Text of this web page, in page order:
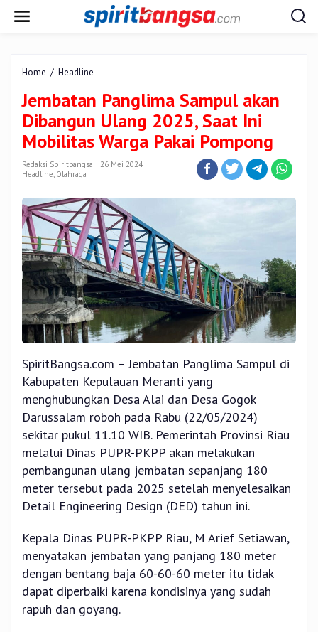
Home / Headline
Sampul
akan
Dibangun
Ulang
Saat
Warga
Pakai
Pompong
Jembatan Panglima Sampul akan
Dibangun Ulang 2025, Saat Ini
Mobilitas Warga Pakai Pompong
Redaksi Spiritbangsa
26 Mei 2024
Headline, Olahraga
SpiritBangsa.com – Jembatan Panglima Sampul di
Kabupaten Kepulauan Meranti yang
menghubungkan Desa Alai dan Desa Gogok
Darussalam roboh pada Rabu (22/05/2024)
sekitar pukul 11.10 WIB. Pemerintah Provinsi Riau
melalui Dinas PUPR-PKPP akan melakukan
pembangunan ulang jembatan sepanjang 180
meter tersebut pada 2025 setelah menyelesaikan
Detail Engineering Design (DED) tahun ini.
Kepala Dinas PUPR-PKPP Riau, M Arief Setiawan,
menyatakan jembatan yang panjang 180 meter
dengan bentang baja 60-60-60 meter itu tidak
dapat diperbaiki karena kondisinya yang sudah
rapuh dan goyang.